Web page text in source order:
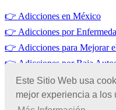
Este Sitio Web usa
mejor experiencia a los
👉 Adicciones en México
👉 Adicciones por
👉 Adicciones para Mejorar
👉 Adicciones por Baja
👉Adicciones por
👉Adicciones por